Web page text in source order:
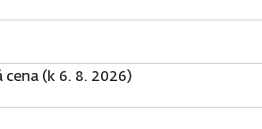
(k 6. 8. 2026)